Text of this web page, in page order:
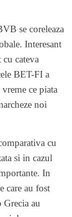
se coreleaza
Interesant
cu cateva
BET-FI a
ce piata
noi
cu
si in cazul
In
care au fost
au